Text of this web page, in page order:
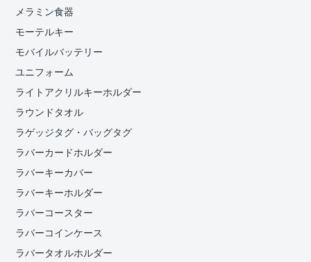
メラミン食器
モーテルキー
モバイルバッテリー
ユニフォーム
ライトアクリルキーホルダー
ラウンドタオル
ラゲッジタグ・バッグタグ
ラバーカードホルダー
ラバーキーカバー
ラバーキーホルダー
ラバーコースター
ラバーコインケース
ラバータオルホルダー